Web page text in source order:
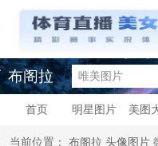
布阁拉
首页 明星图片 美图
当前位置： 布阁拉 头像图片